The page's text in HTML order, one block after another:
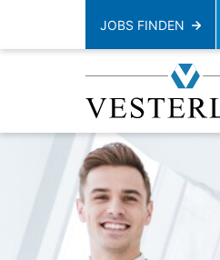
JOBS FINDEN